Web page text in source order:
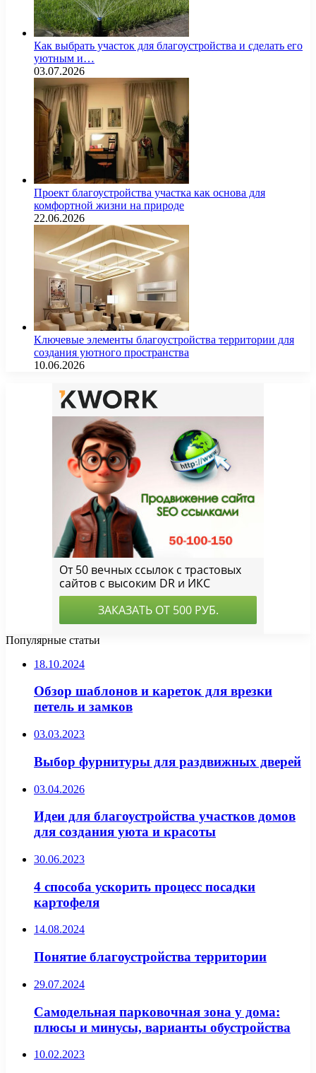
Как выбрать участок для благоустройства и сделать его
уютным и…
03.07.2026
Проект благоустройства участка как основа для
комфортной жизни на природе
22.06.2026
Ключевые элементы благоустройства территории для
создания уютного пространства
10.06.2026
Популярные статьи
18.10.2024
Обзор шаблонов и кареток для врезки
петель и замков
03.03.2023
Выбор фурнитуры для раздвижных дверей
03.04.2026
Идеи для благоустройства участков домов
для создания уюта и красоты
30.06.2023
4 способа ускорить процесс посадки
картофеля
14.08.2024
Понятие благоустройства территории
29.07.2024
Самодельная парковочная зона у дома:
плюсы и минусы, варианты обустройства
10.02.2023